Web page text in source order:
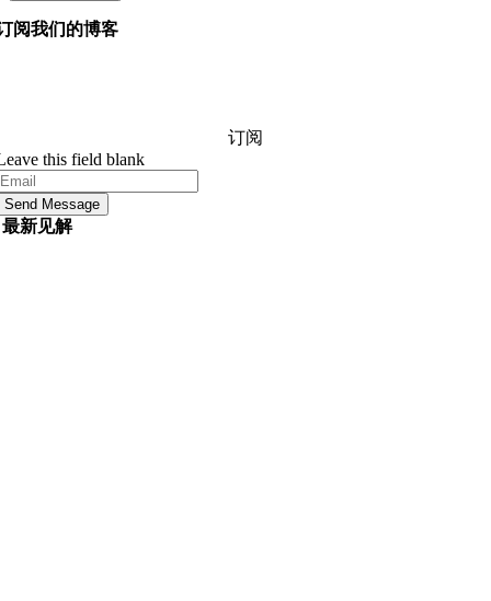
阅我们的博客
订阅
this field blank
Send Message
最新见解